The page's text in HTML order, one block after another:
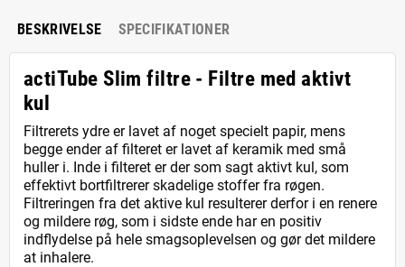
BESKRIVELSE SPECIFIKATIONER
actiTube Slim filtre - Filtre med aktivt
kul
Filtrerets ydre er lavet af noget specielt papir, mens
begge ender af filteret er lavet af keramik med små
huller i. Inde i filteret er der som sagt aktivt kul, som
effektivt bortfiltrerer skadelige stoffer fra røgen.
Filtreringen fra det aktive kul resulterer derfor i en renere
og mildere røg, som i sidste ende har en positiv
indflydelse på hele smagsoplevelsen og gør det mildere
at inhalere.